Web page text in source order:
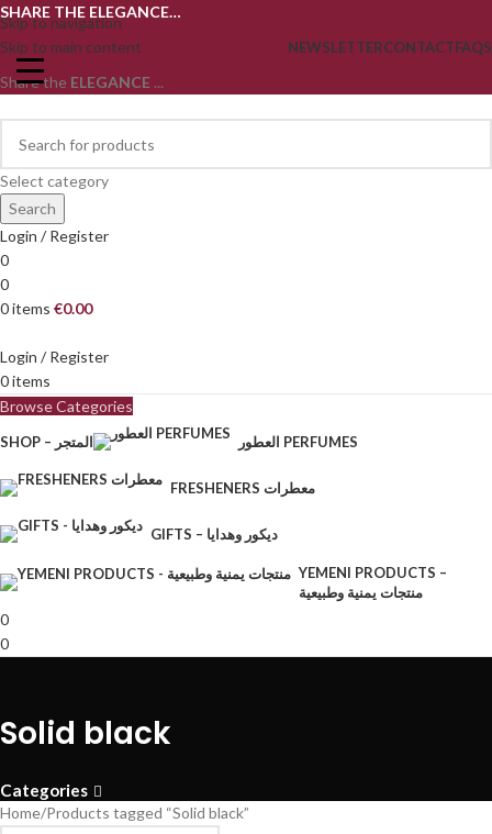
Skip to navigation
Skip to main content
SHARE THE ELEGANCE…
NEWSLETTERCONTACTFAQS
Share the ELEGANCE ...
Select category
Search
Login / Register
0
0
0items €0.00
Login / Register
0items
Browse Categories
SHOP – المتجر العطور PERFUMES
FRESHENERS معطرات
GIFTS – ديكور وهدايا
YEMENI PRODUCTS –
منتجات يمنية وطبيعية
0
0
Solid black
Categories
Home Products tagged “Solid black”